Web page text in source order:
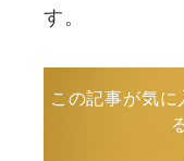
す。
この記事が気